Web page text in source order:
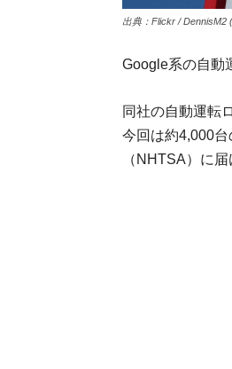
出典：Flickr / DennisM2
Google系の自動
同社の自動運転
今回は約4,000
（NHTSA）に届